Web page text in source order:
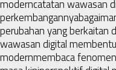
moderncatatan wawasan
perkembangannya
perubahan yang berkaitan
wawasan digital
modernmembaca